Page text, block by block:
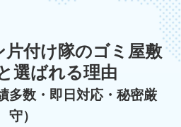
付け隊のゴミ屋敷
選ばれる理由
多数・即日対応・秘密厳
守）